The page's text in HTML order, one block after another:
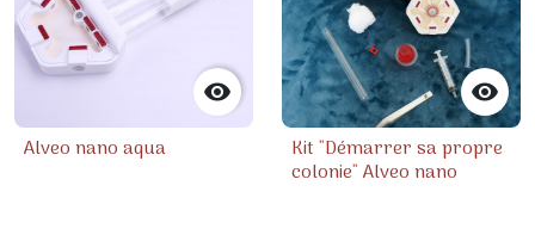

Alveo nano aqua

Kit "Démarrer sa propre
colonie" Alveo nano